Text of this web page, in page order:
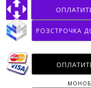
РОЗСТРОЧКА